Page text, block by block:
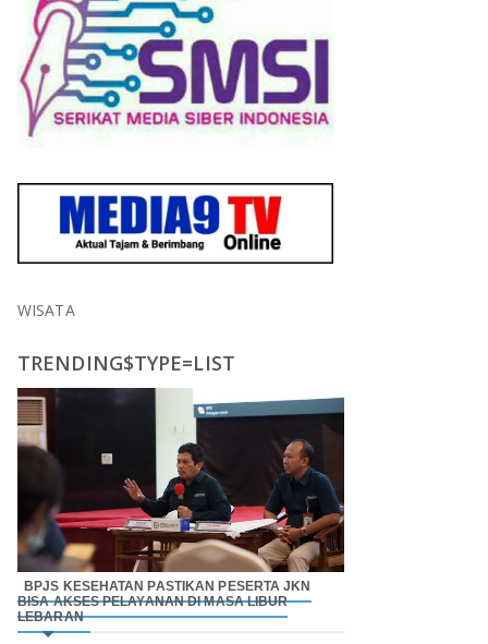
WISATA
TRENDING$TYPE=LIST
BPJS KESEHATAN PASTIKAN PESERTA JKN
BISA AKSES PELAYANAN DI MASA LIBUR
LEBARAN